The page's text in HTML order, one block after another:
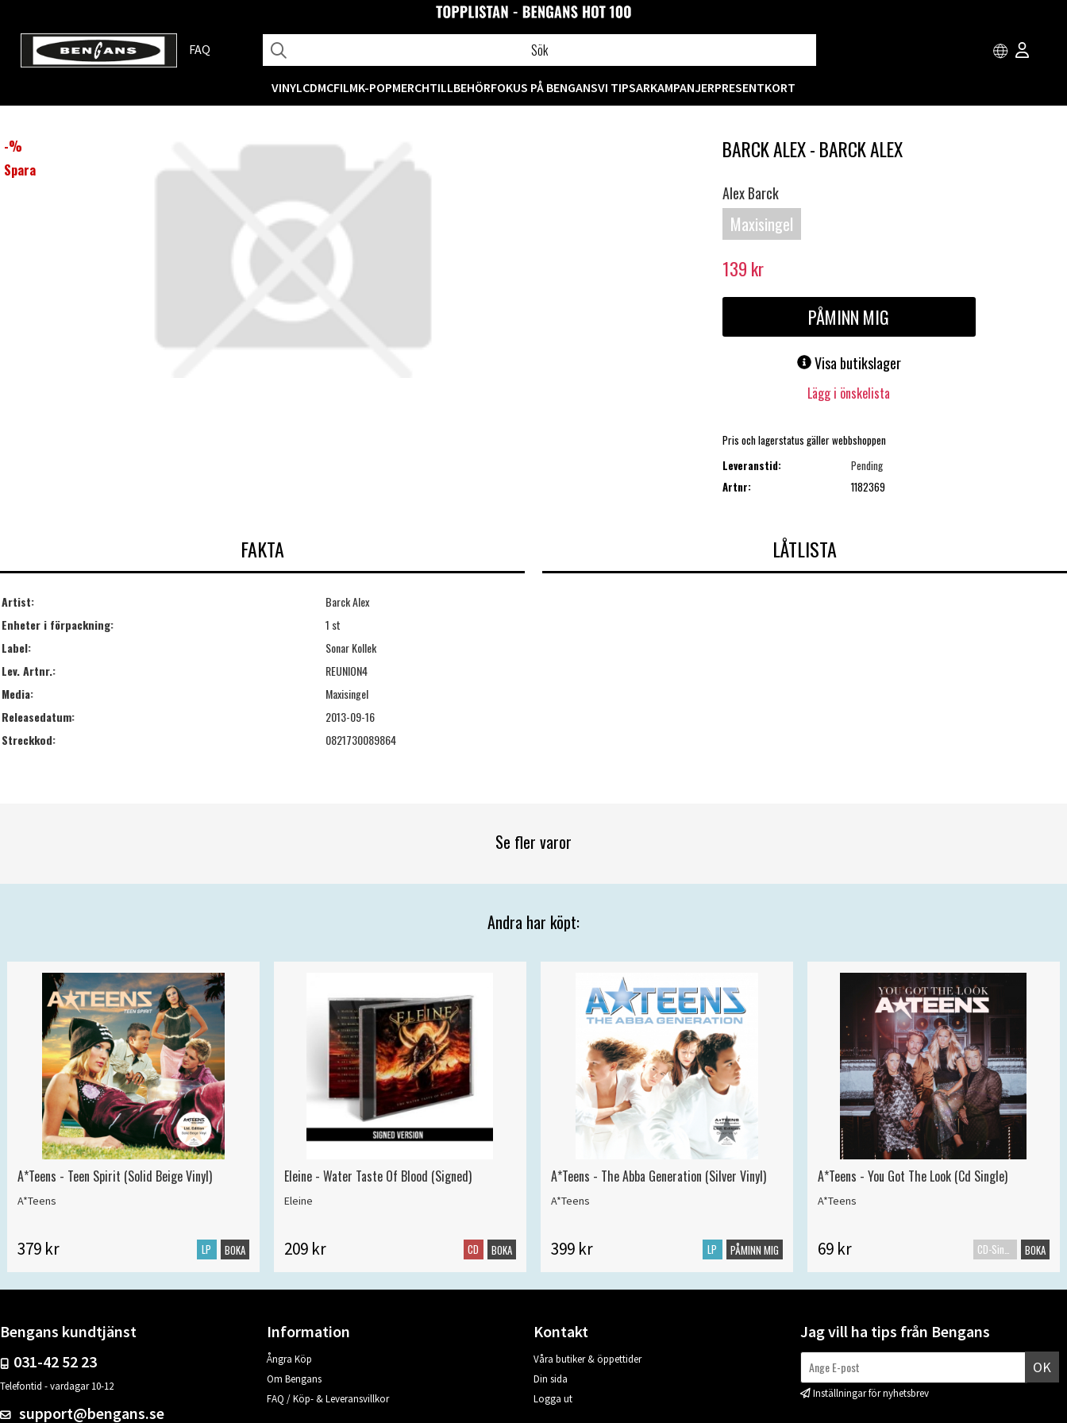
FAQ
VINYLCDMCFILMK-POPMERCHTILLBEHÖRFOKUS PÅ BENGANSVI TIPSARKAMPANJERPRESENTKORT
-%
Spara
BARCK ALEX - BARCK ALEX
Alex Barck
Maxisingel
139 kr
PÅMINN MIG
Visa butikslager
Lägg i önskelista
Pris och lagerstatus gäller webbshoppen
Leveranstid:
Pending
Artnr:
1182369
FAKTA
Artist:
Barck Alex
Enheter i förpackning:
1 st
Label:
Sonar Kollek
Lev. Artnr.:
REUNION4
Media:
Maxisingel
Releasedatum:
2013-09-16
Streckkod:
0821730089864
LÅTLISTA
Se fler varor
Andra har köpt:
A*Teens - Teen Spirit (Solid Beige Vinyl)
A*Teens
379 kr LP BOKA
Eleine - Water Taste Of Blood (Signed)
Eleine
209 kr CD BOKA
A*Teens - The Abba Generation (Silver Vinyl)
A*Teens
399 kr LP PÅMINN MIG
A*Teens - You Got The Look (Cd Single)
A*Teens
69 kr CD-Singel BOKA
Bengans kundtjänst
031-42 52 23
Telefontid - vardagar 10-12
support@bengans.se
Information
Ångra Köp
Om Bengans
FAQ / Köp- & Leveransvillkor
Kontakt
Våra butiker & öppettider
Din sida
Logga ut
Jag vill ha tips från Bengans
OK
Inställningar för nyhetsbrev